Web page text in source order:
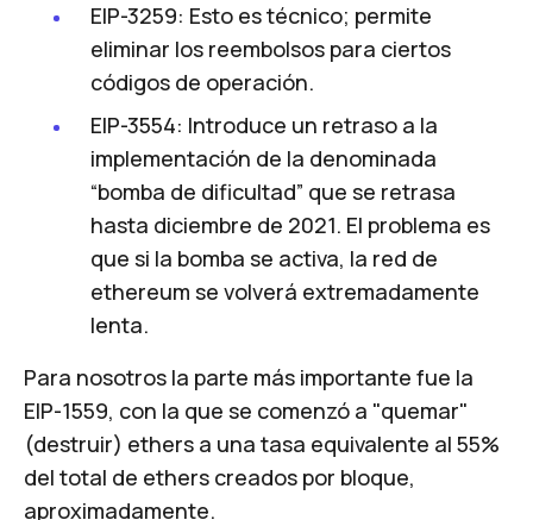
EIP-3259: Esto es técnico; permite
eliminar los reembolsos para ciertos
códigos de operación.
EIP-3554: Introduce un retraso a la
implementación de la denominada
“bomba de dificultad” que se retrasa
hasta diciembre de 2021. El problema es
que si la bomba se activa, la red de
ethereum se volverá extremadamente
lenta.
Para nosotros la parte más importante fue la
EIP-1559, con la que se comenzó a "quemar"
(destruir) ethers a una tasa equivalente al 55%
del total de ethers creados por bloque,
aproximadamente.